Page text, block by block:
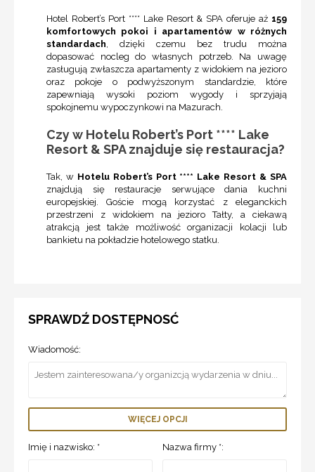
Hotel Robert’s Port **** Lake Resort & SPA oferuje aż 159
komfortowych pokoi i apartamentów w różnych
standardach, dzięki czemu bez trudu można
dopasować nocleg do własnych potrzeb. Na uwagę
zasługują zwłaszcza apartamenty z widokiem na jezioro
oraz pokoje o podwyższonym standardzie, które
zapewniają wysoki poziom wygody i sprzyjają
spokojnemu wypoczynkowi na Mazurach.
Czy w Hotelu Robert’s Port **** Lake
Resort & SPA znajduje się restauracja?
Tak, w Hotelu Robert’s Port **** Lake Resort & SPA
znajdują się restauracje serwujące dania kuchni
europejskiej. Goście mogą korzystać z eleganckich
przestrzeni z widokiem na jezioro Tałty, a ciekawą
atrakcją jest także możliwość organizacji kolacji lub
bankietu na pokładzie hotelowego statku.
SPRAWDŹ DOSTĘPNOSĆ
Wiadomość:
WIĘCEJ OPCJI
Imię i nazwisko: * Nazwa firmy *: